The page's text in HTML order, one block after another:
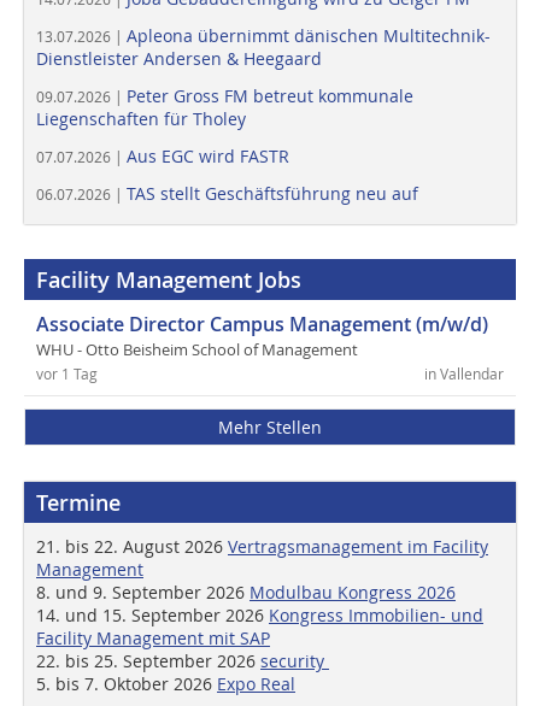
13.07.2026 | Apleona übernimmt dänischen Multitechnik-
Dienstleister Andersen & Heegaard
09.07.2026 | Peter Gross FM betreut kommunale
Liegenschaften für Tholey
07.07.2026 | Aus EGC wird FASTR
06.07.2026 | TAS stellt Geschäftsführung neu auf
Facility Management Jobs
Associate Director Campus Management (m/w/d)
WHU - Otto Beisheim School of Management
in Vallendar
vor 1 Tag
Mehr Stellen
Termine
21. bis 22. August 2026 Vertragsmanagement im Facility
Management
8. und 9. September 2026 Modulbau Kongress 2026
14. und 15. September 2026 Kongress Immobilien- und
Facility Management mit SAP
22. bis 25. September 2026 security
5. bis 7. Oktober 2026 Expo Real